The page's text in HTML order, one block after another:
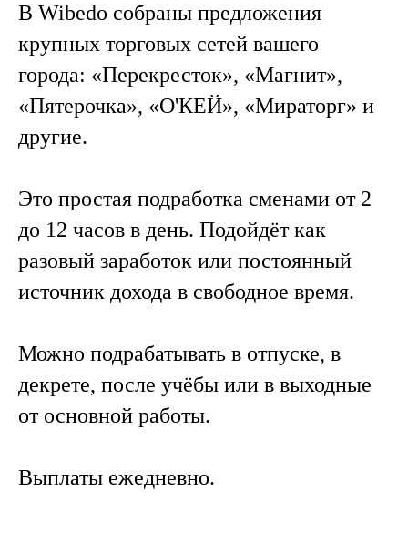
В Wibedo собраны предложения
крупных торговых сетей вашего
города: «Перекресток», «Магнит»,
«Пятерочка», «О'КЕЙ», «Мираторг» и
другие.
Это простая подработка сменами от 2
до 12 часов в день. Подойдёт как
разовый заработок или постоянный
источник дохода в свободное время.
Можно подрабатывать в отпуске, в
декрете, после учёбы или в выходные
от основной работы.
Выплаты ежедневно.